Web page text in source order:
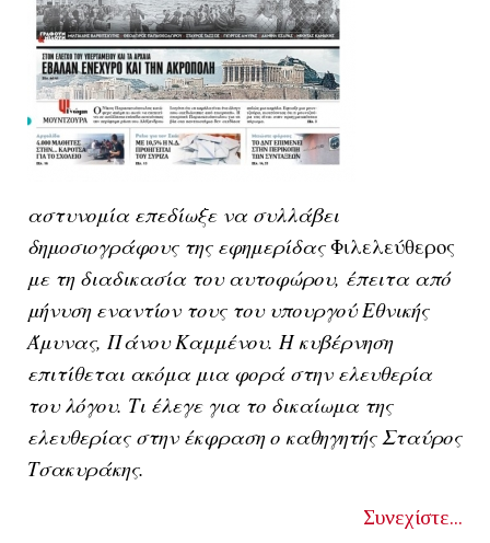
αστυνομία επεδίωξε να συλλάβει
δημοσιογράφους της εφημερίδαςΦιλελεύθερος
με τη διαδικασία του αυτοφώρου, έπειτα από
μήνυση εναντίον τους του υπουργού Εθνικής
Άμυνας, Πάνου Καμμένου. Η κυβέρνηση
επιτίθεται ακόμα μια φορά στην ελευθερία
του λόγου. Τι έλεγε για το δικαίωμα της
ελευθερίας στην έκφραση ο καθηγητής Σταύρος
Τσακυράκης.
Συνεχίστε...